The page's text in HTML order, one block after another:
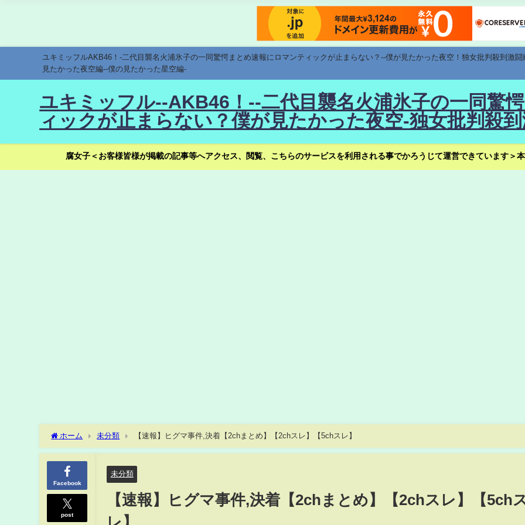
ユキミッフルAKB46！-二代目襲名火浦氷子の一同驚愕まとめ速報にロマンティックが止まらない？--僕が見たかった夜空！独女批判殺到激
見たかった夜空編--僕の見たかった星空編-
ユキミッフル--AKB46！--二代目襲名火浦氷子の一同驚
ィックが止まらない？僕が見たかった夜空-独女批判殺
腐女子＜お客様皆様が掲載の記事等へアクセス、閲覧、こちらのサービスを利用される事でかろうじて運営できています＞
ホーム 未分類 【速報】ヒグマ事件,決着【2chまとめ】【2chスレ】【5chスレ】
Facebook
post
未分類
【速報】ヒグマ事件,決着【2chまとめ】【2chスレ】【5ch